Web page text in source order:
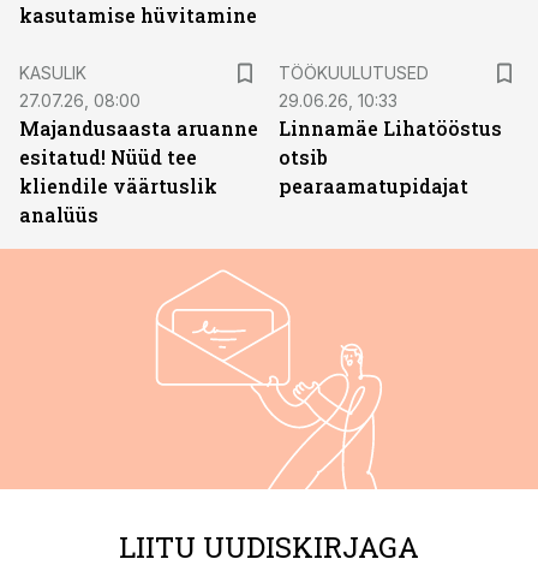
kasutamise hüvitamine
KASULIK
27.07.26, 08:00
Majandusaasta aruanne
esitatud! Nüüd tee
kliendile väärtuslik
analüüs
TÖÖKUULUTUSED
29.06.26, 10:33
Linnamäe Lihatööstus
otsib
pearaamatupidajat
LIITU UUDISKIRJAGA